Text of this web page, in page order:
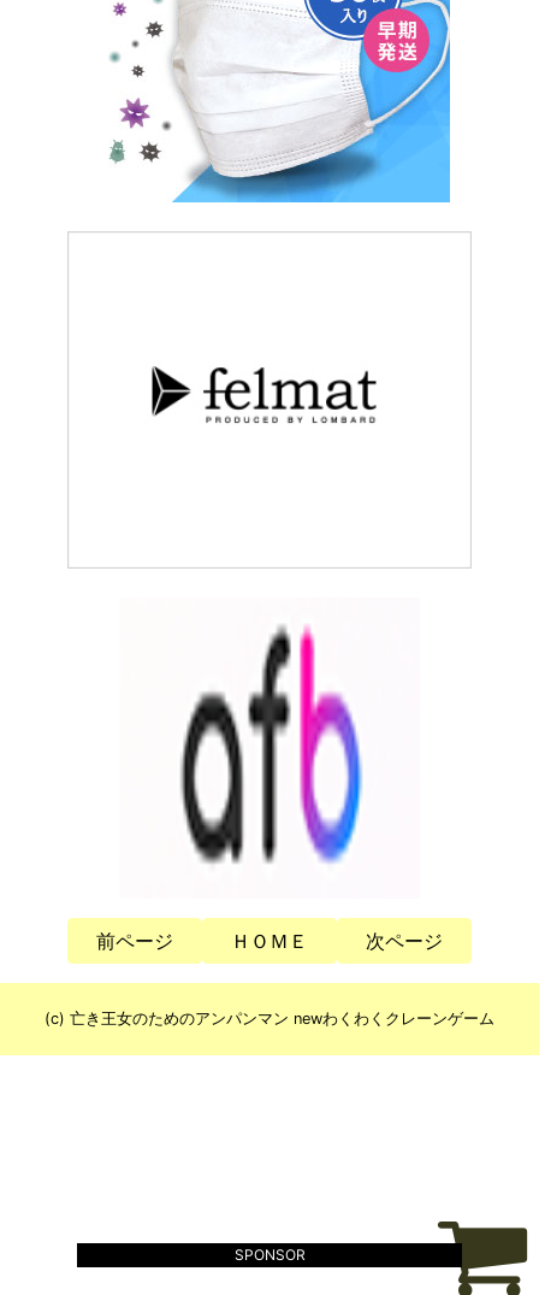
前ページ ＨＯＭＥ 次ページ
(c) 亡き王女のためのアンパンマン newわくわくクレーンゲーム
SPONSOR